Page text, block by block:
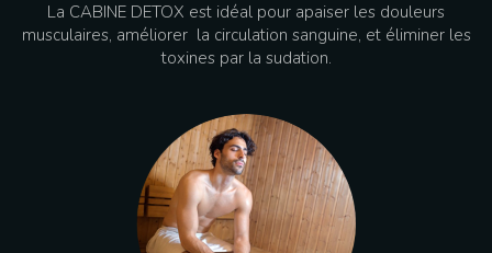
La CABINE DETOX est idéal pour apaiser les douleurs
musculaires, améliorer la circulation sanguine, et éliminer les
toxines par la sudation.